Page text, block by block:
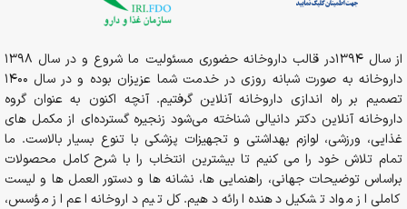
از سال 1394در قالب داروخانه حضوری مسئولیت ما شروع و در سال 1398
داروخانه به صورت شبانه روزی در خدمت شما عزیزان بوده و در سال 1400
تصمیم بر راه اندازی داروخانه آنلاین گرفتیم. آنچه اکنون به عنوان گروه
داروخانه آنلاین دکتر دانیالی شناخته می‌شود زنجیره گسترده‌ای از مکمل های
غذایی، ورزشی، لوازم بهداشتی و تجهیزات پزشکی با تنوع بسیار بالاست. ما
تمام تلاش خود را می کنیم تا بیشترین انتخاب را با شرح کامل محصولات
براساس توضیحات جهانی، راهنمایی ها، نشانه ها و دستور العمل ها و لیست
کاملی از مواد تشکیل دهنده ارائه دهیم. کل تیم داروخانه اعم از مؤسس،